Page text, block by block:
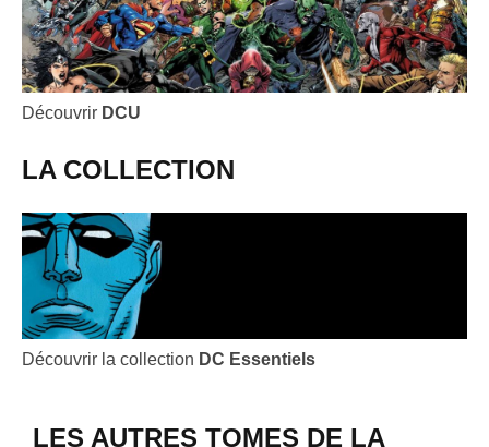
Découvrir DCU
LA COLLECTION
Découvrir la collection DC Essentiels
LES AUTRES TOMES DE LA